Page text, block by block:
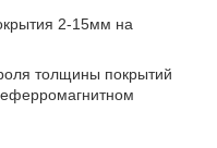
2-15мм на
толщины покрытий